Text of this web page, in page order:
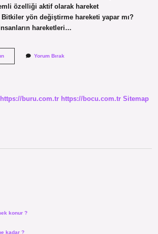
özelliği aktif olarak hareket
yön değiştirme hareketi yapar mı?
hareketleri…
Etiole
Yorum Bırak
https://buru.com.tr https://bocu.com.tr Sitemap
konur ?
kadar ?